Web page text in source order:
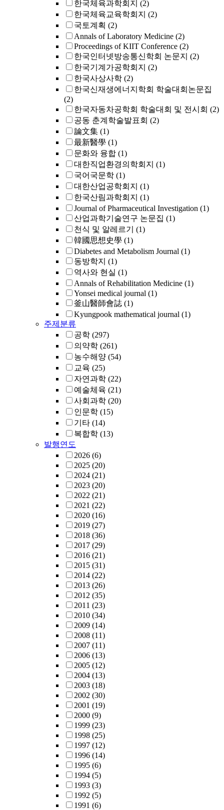
한국체육과학회지 (2)
한국체육교육학회지 (2)
국토계획 (2)
Annals of Laboratory Medicine (2)
Proceedings of KIIT Conference (2)
한국인터넷방송통신학회 논문지 (2)
한국기계가공학회지 (2)
한국사상사학 (2)
한국신재생에너지학회 학술대회논문집
(2)
한국자동차공학회 학술대회 및 전시회 (2)
공동 춘계학술발표회 (2)
論文集 (1)
最新醫學 (1)
문화와 융합 (1)
대한직업환경의학회지 (1)
국어국문학 (1)
대한산업공학회지 (1)
한국산림과학회지 (1)
Journal of Pharmaceutical Investigation (1)
산업과학기술연구 논문집 (1)
천식 및 알레르기
(1)
韓國思想史學 (1)
Diabetes and Metabolism Journal (1)
동방학지 (1)
역사와 현실 (1)
Annals of Rehabilitation Medicine (1)
Yonsei medical journal (1)
釜山醫師會誌 (1)
Kyungpook mathematical journal (1)
주제분류
공학 (297)
의약학 (261)
농수해양 (54)
교육 (25)
자연과학 (22)
예술체육 (21)
사회과학 (20)
인문학 (15)
기타 (14)
복합학 (13)
발행연도
2026 (6)
2025 (20)
2024 (21)
2023 (20)
2022 (21)
2021 (22)
2020 (16)
2019 (27)
2018 (36)
2017 (29)
2016 (21)
2015 (31)
2014 (22)
2013 (26)
2012 (35)
2011 (23)
2010 (34)
2009 (14)
2008 (11)
2007 (11)
2006 (13)
2005 (12)
2004 (13)
2003 (18)
2002 (30)
2001 (19)
2000 (9)
1999 (23)
1998 (25)
1997 (12)
1996 (14)
1995 (6)
1994 (5)
1993 (3)
1992 (5)
1991 (6)